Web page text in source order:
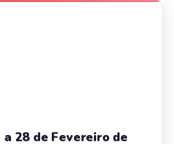
28 de Fevereiro de